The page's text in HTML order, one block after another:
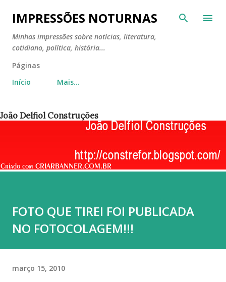
Pular para o conteúdo principal
IMPRESSÕES NOTURNAS
Minhas impressões sobre notícias, literatura,
cotidiano, política, história...
Páginas
Início
Mais…
João Delfiol Construções
FOTO QUE TIREI FOI PUBLICADA
NO FOTOCOLAGEM!!!
março 15, 2010